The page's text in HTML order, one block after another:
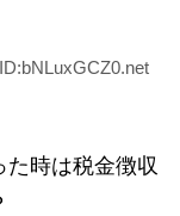
時は税金徴収